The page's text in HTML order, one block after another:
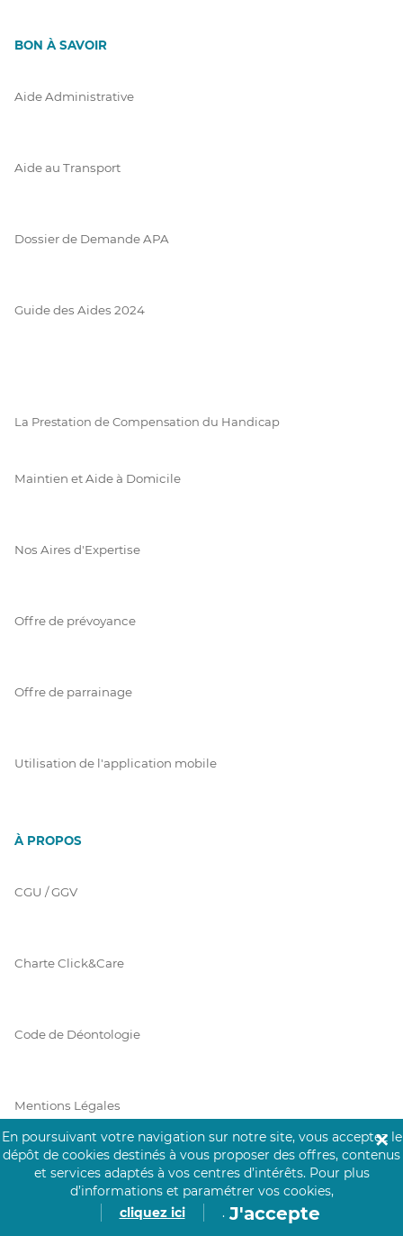
BON À SAVOIR
Aide Administrative
Aide au Transport
Dossier de Demande APA
Guide des Aides 2024
La Prestation de Compensation du Handicap
Maintien et Aide à Domicile
Nos Aires d'Expertise
Offre de prévoyance
Offre de parrainage
Utilisation de l'application mobile
À PROPOS
CGU / GGV
Charte Click&Care
Code de Déontologie
Mentions Légales
Prérequis Click&Care
En poursuivant votre navigation sur notre site, vous acceptez le
dépôt de cookies destinés à vous proposer des offres, contenus
et services adaptés à vos centres d’intérêts. Pour plus
d’informations et paramétrer vos cookies,
cliquez ici
. J'accepte
✕